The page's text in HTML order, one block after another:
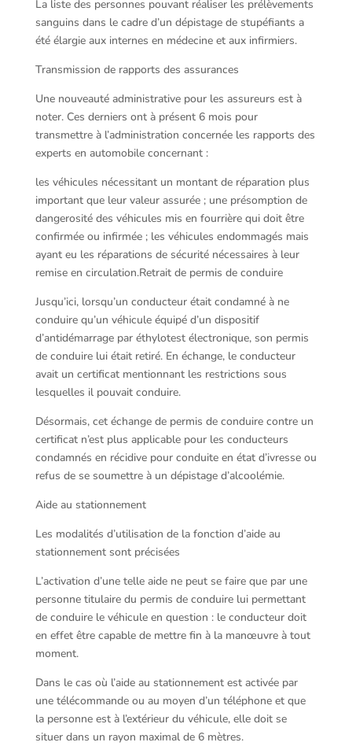
La liste des personnes pouvant réaliser les prélèvements
sanguins dans le cadre d’un dépistage de stupéfiants a
été élargie aux internes en médecine et aux infirmiers.
Transmission de rapports des assurances
Une nouveauté administrative pour les assureurs est à
noter. Ces derniers ont à présent 6 mois pour
transmettre à l’administration concernée les rapports des
experts en automobile concernant :
les véhicules nécessitant un montant de réparation plus
important que leur valeur assurée ; une présomption de
dangerosité des véhicules mis en fourrière qui doit être
confirmée ou infirmée ; les véhicules endommagés mais
ayant eu les réparations de sécurité nécessaires à leur
remise en circulation.Retrait de permis de conduire
Jusqu’ici, lorsqu’un conducteur était condamné à ne
conduire qu’un véhicule équipé d’un dispositif
d’antidémarrage par éthylotest électronique, son permis
de conduire lui était retiré. En échange, le conducteur
avait un certificat mentionnant les restrictions sous
lesquelles il pouvait conduire.
Désormais, cet échange de permis de conduire contre un
certificat n’est plus applicable pour les conducteurs
condamnés en récidive pour conduite en état d’ivresse ou
refus de se soumettre à un dépistage d’alcoolémie.
Aide au stationnement
Les modalités d’utilisation de la fonction d’aide au
stationnement sont précisées
L’activation d’une telle aide ne peut se faire que par une
personne titulaire du permis de conduire lui permettant
de conduire le véhicule en question : le conducteur doit
en effet être capable de mettre fin à la manœuvre à tout
moment.
Dans le cas où l’aide au stationnement est activée par
une télécommande ou au moyen d’un téléphone et que
la personne est à l’extérieur du véhicule, elle doit se
situer dans un rayon maximal de 6 mètres.